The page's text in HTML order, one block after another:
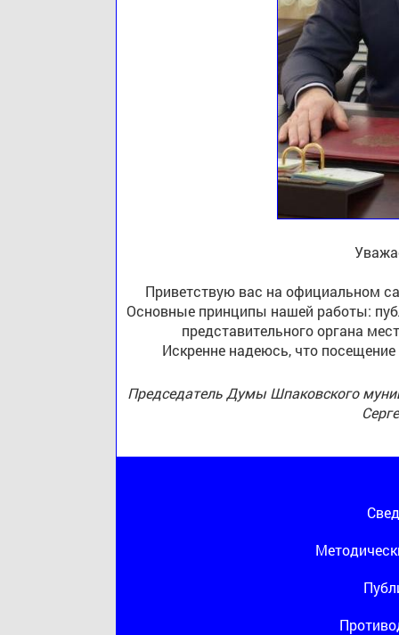
Приветствую вас на официальном
Основные принципы нашей работы:
представительного органа
Искренне надеюсь, что
Председатель Думы Шпаковского